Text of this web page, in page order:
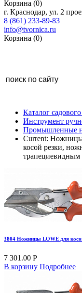
Корзина (0)
г. Краснодар, ул. 2
8 (861) 233-89-83
info@tvornica.ru
Корзина (0)
Каталог
Инструмент
Промышленные
Current: Ножницы
косой резки,
трапециевидным
3804 Ножницы LOWE для
7 301.00 Р
В корзину Подробнее